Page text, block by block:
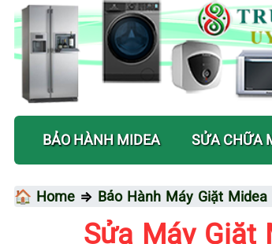
BẢO HÀNH MIDEA SỬA CHỮA
🏠 Home ⇒ Bảo Hành Máy Giặt Midea
Sửa Máy Giặt